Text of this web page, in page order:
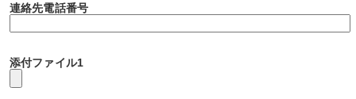
連絡先電話番号
添付ファイル1